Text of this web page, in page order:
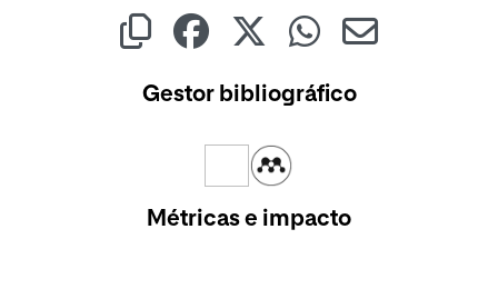
Gestor bibliográfico
Métricas e impacto